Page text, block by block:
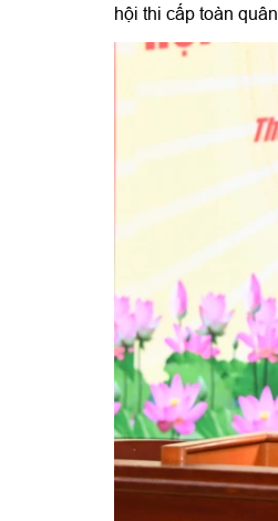
hội thi cấp toàn quân.